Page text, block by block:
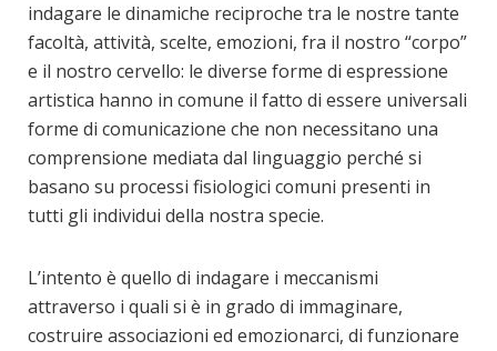
indagare le dinamiche reciproche tra le nostre tante
facoltà, attività, scelte, emozioni, fra il nostro “corpo”
e il nostro cervello: le diverse forme di espressione
artistica hanno in comune il fatto di essere universali
forme di comunicazione che non necessitano una
comprensione mediata dal linguaggio perché si
basano su processi fisiologici comuni presenti in
tutti gli individui della nostra specie.
L’intento è quello di indagare i meccanismi
attraverso i quali si è in grado di immaginare,
costruire associazioni ed emozionarci, di funzionare